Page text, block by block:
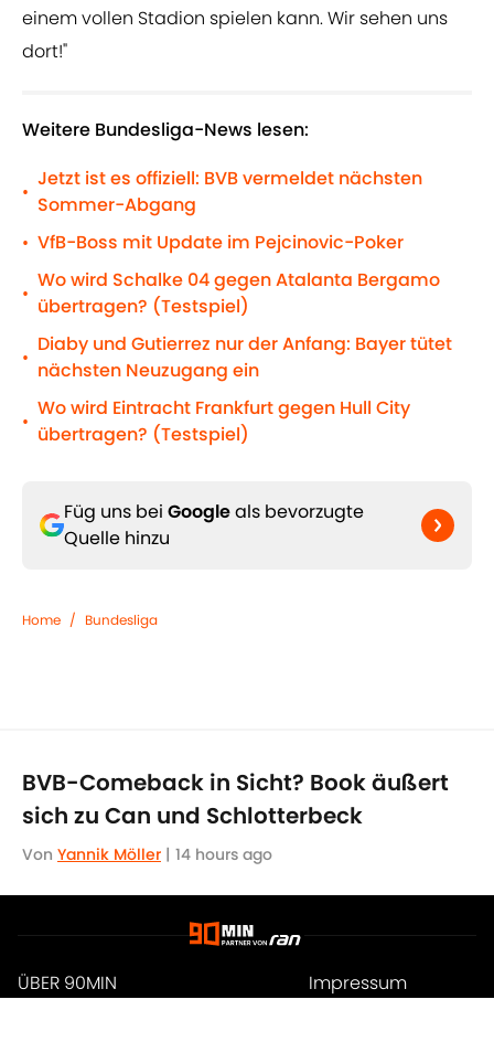
einem vollen Stadion spielen kann. Wir sehen uns
dort!"
Weitere Bundesliga-News lesen:
•
Jetzt ist es offiziell: BVB vermeldet nächsten
Sommer-Abgang
• VfB-Boss mit Update im Pejcinovic-Poker
•
Wo wird Schalke 04 gegen Atalanta Bergamo
übertragen? (Testspiel)
•
Diaby und Gutierrez nur der Anfang: Bayer tütet
nächsten Neuzugang ein
•
Wo wird Eintracht Frankfurt gegen Hull City
übertragen? (Testspiel)
Füg uns bei Googleals bevorzugte
Quelle hinzu
Home / Bundesliga
BVB-Comeback in Sicht? Book äußert
sich zu Can und Schlotterbeck
Von Yannik Möller | 14 hours ago
ÜBER 90MIN
Impressum